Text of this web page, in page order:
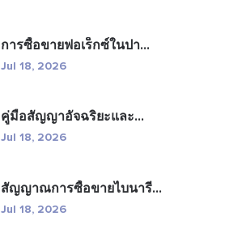
การซื้อขายฟอเร็กซ์ในปา...
Jul 18, 2026
คู่มือสัญญาอัจฉริยะและ...
Jul 18, 2026
สัญญาณการซื้อขายไบนารี...
Jul 18, 2026